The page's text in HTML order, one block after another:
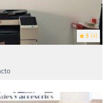
5 (4)